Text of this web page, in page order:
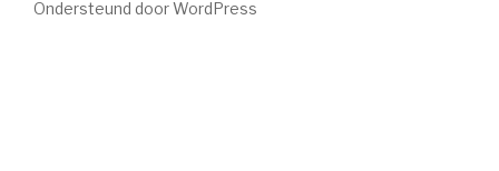
Ondersteund door WordPress